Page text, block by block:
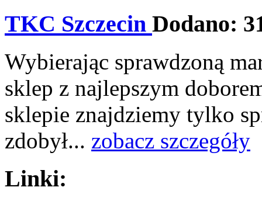
TKC Szczecin Dodano:
Wybierając sprawdzoną
sklep z najlepszym
sklepie znajdziemy tylko
zdobył... zobacz szczegóły
Linki: